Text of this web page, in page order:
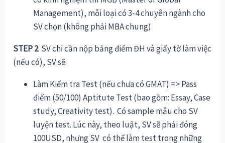
Management), mỗi loại có 3-4 chuyên ngành cho
SV chọn (không phải MBA chung)
STEP 2: SV chỉ cần nộp bảng điểm ĐH và giấy tờ làm việc
(nếu có), SV sẽ:
Làm Kiểm tra Test (nếu chưa có GMAT) => Pass
điểm (50/100) Aptitute Test (bao gồm: Essay, Case
study, Creativity test). Có sample mẫu cho SV
luyện test. Lúc này, theo luật, SV sẽ phải đóng
100USD, nhưng SV có thể làm test trong những